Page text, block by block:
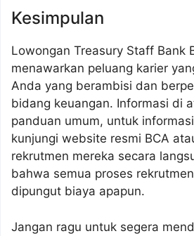
Kesimpulan
Lowongan Treasury Staff Bank
menawarkan peluang karier
Anda yang berambisi dan
bidang keuangan. Informasi di
panduan umum, untuk
kunjungi website resmi BCA
rekrutmen mereka secara
bahwa semua proses
dipungut biaya apapun.
Jangan ragu untuk segera